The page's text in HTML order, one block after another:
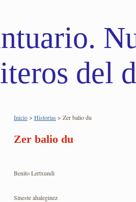
del
Inicio> Historias > Zer balio du
Zer balio du
Benito Lertxundi
Sineste ahaleginez